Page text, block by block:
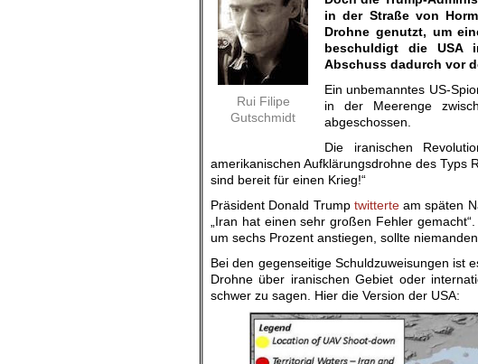
Rui Filipe
Gutschmidt
in der Straße von
Drohne genutzt, um
beschuldigt die USA
Abschuss dadurch vor
Ein unbemanntes US-
in der Meerenge
abgeschossen.
Die iranischen
amerikanischen Aufklärungsdrohne des Typs
sind bereit für einen Krieg!“
Präsident Donald Trump twitterteam späten
„Iran hat einen sehr großen Fehler
um sechs Prozent anstiegen, sollte
Bei den gegenseitige Schuldzuweisungen ist
Drohne über iranischen Gebiet oder
schwer zu sagen. Hier die Version der USA: